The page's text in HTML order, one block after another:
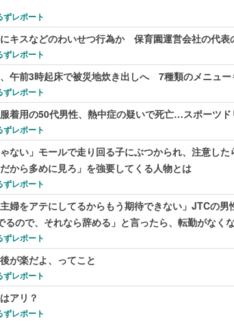
ずレポート
キスなどのわいせつ行為か 保育園運営会社の代
ずレポート
午前3時起床で被災地炊き出しへ 7種類のメニュ
ずレポート
着用の50代男性、熱中症の疑いで死亡…スポーツ
ずレポート
ゃない」モールで走り回る子にぶつかられ、注意し
から多めに見ろ」を強要してくる人物とは
ずレポート
主婦をアテにしてるからもう期待できない」JTCの
るので、それなら辞める」と言ったら、転勤がなく
ずレポート
が楽だよ、ってこと
ずレポート
アリ？
ずレポート